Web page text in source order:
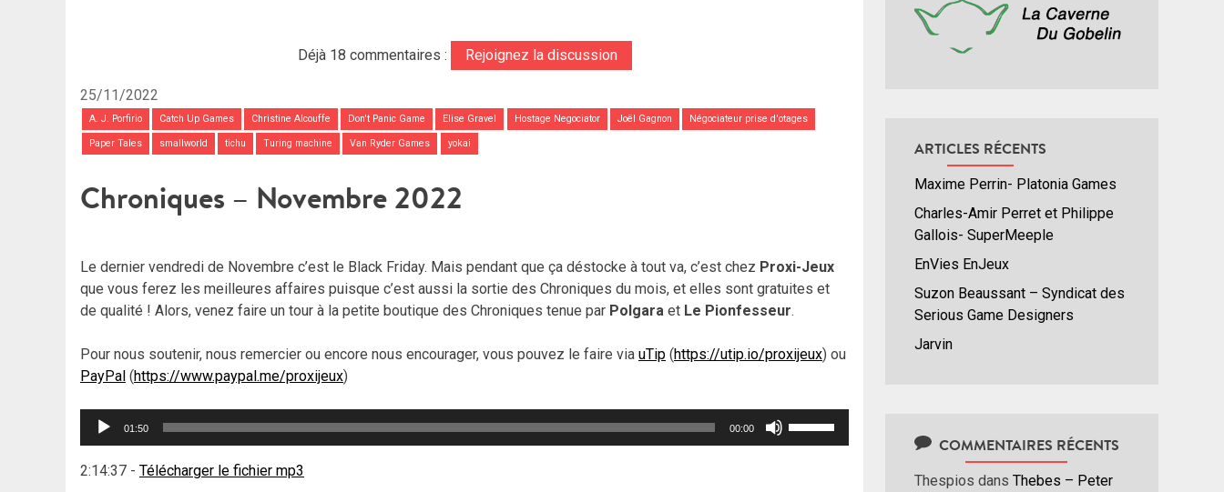
Déjà 18 commentaires : Rejoignez la discussion
25/11/2022
A. J. Porfirio Catch Up Games Christine Alcouffe Don't Panic Game Elise Gravel Hostage Negociator Joël Gagnon Négociateur prise d'otages
Paper Tales smallworld tichu Turing machine Van Ryder Games yokai
Chroniques – Novembre 2022
Le dernier vendredi de Novembre c’est le Black Friday. Mais pendant que ça déstocke à tout va, c’est chez Proxi-Jeux
que vous ferez les meilleures affaires puisque c’est aussi la sortie des Chroniques du mois, et elles sont gratuites et
de qualité ! Alors, venez faire un tour à la petite boutique des Chroniques tenue par Polgara et Le Pionfesseur.
Pour nous soutenir, nous remercier ou encore nous encourager, vous pouvez le faire via uTip (https://utip.io/proxijeux) ou
PayPal (https://www.paypal.me/proxijeux)
Lecteur
01:50 00:00
2:14:37 - Télécharger le fichier mp3
ARTICLES RÉCENTS
Maxime Perrin- Platonia Games
Charles-Amir Perret et Philippe
Gallois- SuperMeeple
EnVies EnJeux
Suzon Beaussant – Syndicat des
Serious Game Designers
Jarvin
COMMENTAIRES RÉCENTS
Thespios dans Thebes – Peter